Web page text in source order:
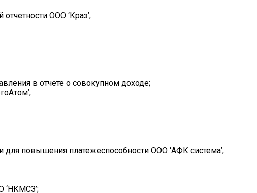
ООО ‘Краз’;
в отчёте о совокупном доходе;
повышения платежеспособности ООО ‘АФК система’;
‘НКМСЗ’;